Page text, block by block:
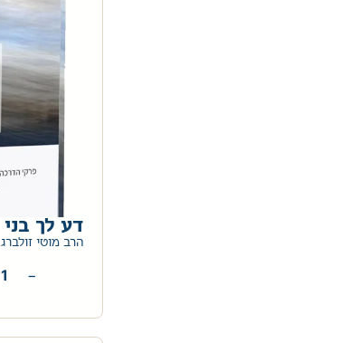
דע לך בני
הרב מוטי זולברג
−